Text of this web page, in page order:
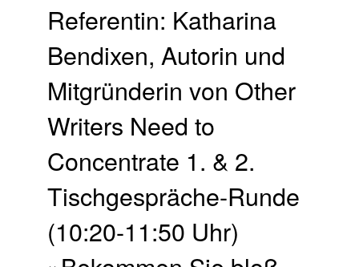
Referentin: Katharina
Bendixen, Autorin und
Mitgründerin von Other
Writers Need to
Concentrate 1. & 2.
Tisch­gespräche-Runde
(10:20-11:50 Uhr)